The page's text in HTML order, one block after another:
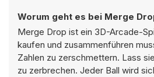
Worum geht es bei Merge
Merge Drop ist ein 3D-Arcade-
kaufen und zusammenführen
Zahlen zu zerschmettern. Lass
zu zerbrechen. Jeder Ball wird